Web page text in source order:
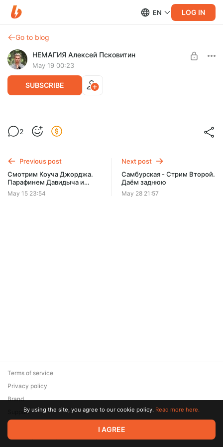
EN LOG IN
Go to blog
НЕМАГИЯ Алексей Псковитин
May 19 00:23
SUBSCRIBE
Дроны в Москве. Собираюсь к
президенту. Робот - Фасовщик на
SUBSCRIBE
2
Previous post
Смотрим Коуча Джорджа.
Парафинем Давидыча и
Рындыча
May 15 23:54
Next post
Самбурская - Стрим Второй.
Даём заднюю
May 28 21:57
© 2026 Zaya Solutions Limited. All rights reserved. All trademarks
are the property of their respective owners.
Terms of service
Privacy policy
Brand
SupportBy using the site, you agree to our cookie policy. Read more here.
I AGREE